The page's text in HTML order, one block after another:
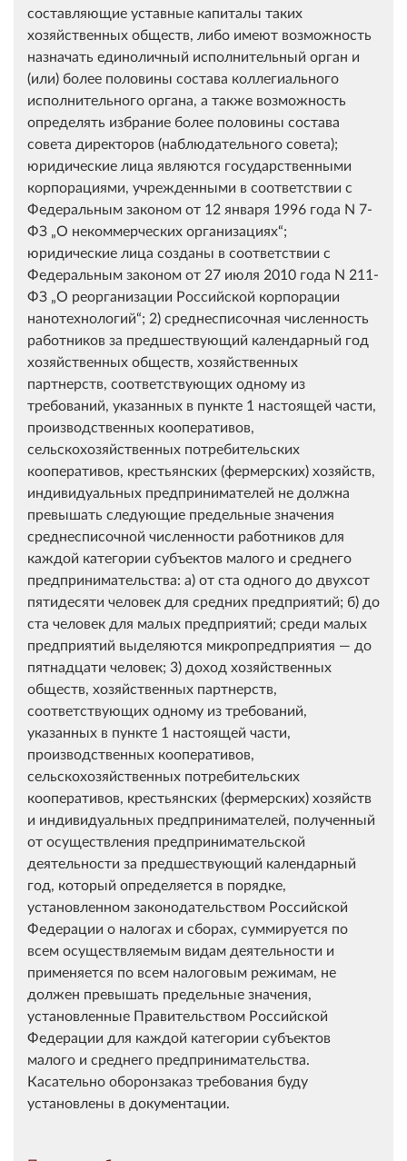
составляющие уставные капиталы таких
хозяйственных обществ, либо имеют возможность
назначать единоличный исполнительный орган и
(или) более половины состава коллегиального
исполнительного органа, а также возможность
определять избрание более половины состава
совета директоров (наблюдательного совета);
юридические лица являются государственными
корпорациями, учрежденными в соответствии с
Федеральным законом от 12 января 1996 года N 7-
ФЗ „О некоммерческих организациях“;
юридические лица созданы в соответствии с
Федеральным законом от 27 июля 2010 года N 211-
ФЗ „О реорганизации Российской корпорации
нанотехнологий“; 2) среднесписочная численность
работников за предшествующий календарный год
хозяйственных обществ, хозяйственных
партнерств, соответствующих одному из
требований, указанных в пункте 1 настоящей части,
производственных кооперативов,
сельскохозяйственных потребительских
кооперативов, крестьянских (фермерских) хозяйств,
индивидуальных предпринимателей не должна
превышать следующие предельные значения
среднесписочной численности работников для
каждой категории субъектов малого и среднего
предпринимательства: а) от ста одного до двухсот
пятидесяти человек для средних предприятий; б) до
ста человек для малых предприятий; среди малых
предприятий выделяются микропредприятия — до
пятнадцати человек; 3) доход хозяйственных
обществ, хозяйственных партнерств,
соответствующих одному из требований,
указанных в пункте 1 настоящей части,
производственных кооперативов,
сельскохозяйственных потребительских
кооперативов, крестьянских (фермерских) хозяйств
и индивидуальных предпринимателей, полученный
от осуществления предпринимательской
деятельности за предшествующий календарный
год, который определяется в порядке,
установленном законодательством Российской
Федерации о налогах и сборах, суммируется по
всем осуществляемым видам деятельности и
применяется по всем налоговым режимам, не
должен превышать предельные значения,
установленные Правительством Российской
Федерации для каждой категории субъектов
малого и среднего предпринимательства.
Касательно оборонзаказ требования буду
установлены в документации.